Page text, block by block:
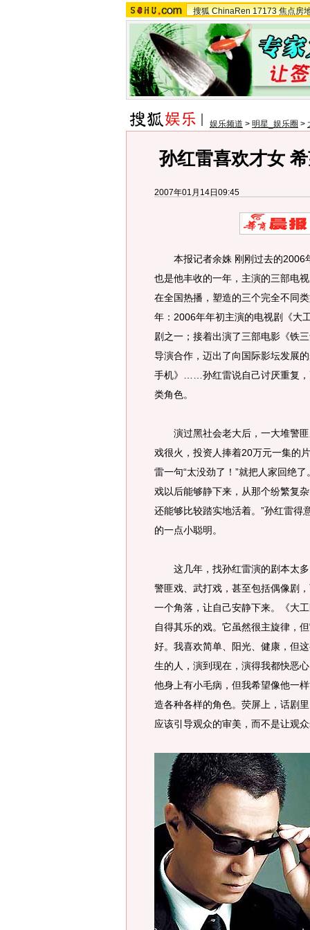
搜狐 ChinaRen 17173 焦点房
娱乐频道 > 明星_娱乐圈 >
孙红雷喜欢才女
2007年01月14日09:45
本报记者余姝 刚刚过去的2006
也是他丰收的一年，主演的三部电
在全国热播，塑造的三个完全不同
年：2006年年初主演的电视剧《大
剧之一；接着出演了三部电影《铁
导演合作，迈出了向国际影坛发展
手机》……孙红雷说自己讨厌重复，
类角色。
演过黑社会老大后，一大堆警匪
戏很火，投资人捧着20万元一集的
雷一句“太没劲了！”就把人家回绝
戏以后能够静下来，从那个纷繁复
还能够比较踏实地活着。”孙红雷得
的一点小聪明。
这几年，找孙红雷演的剧本太多
警匪戏、武打戏，甚至包括偶像剧
一个角落，让自己安静下来。《大
自得其乐的戏。它虽然很主旋律，
好。我喜欢简单、阳光、健康，但
生的人，演到现在，演得我都快恶
他身上有小毛病，但我希望像他一
造各种各样的角色。荧屏上，话剧
应该引导观众的审美，而不是让观